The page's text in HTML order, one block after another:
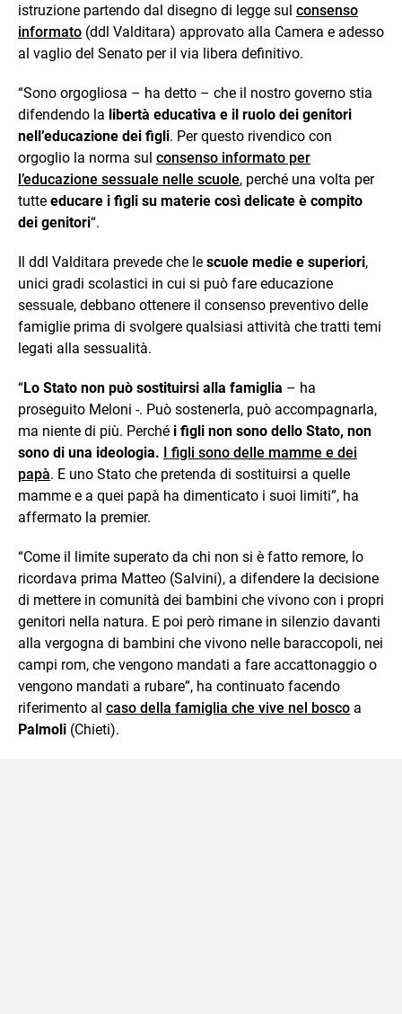
istruzione partendo dal disegno di legge sul consenso
informato (ddl Valditara) approvato alla Camera e adesso
al vaglio del Senato per il via libera definitivo.
“Sono orgogliosa – ha detto – che il nostro governo stia
difendendo la libertà educativa e il ruolo dei genitori
nell’educazione dei figli. Per questo rivendico con
orgoglio la norma sul consenso informato per
l’educazione sessuale nelle scuole, perché una volta per
tutte educare i figli su materie così delicate è compito
dei genitori“.
Il ddl Valditara prevede che le scuole medie e superiori,
unici gradi scolastici in cui si può fare educazione
sessuale, debbano ottenere il consenso preventivo delle
famiglie prima di svolgere qualsiasi attività che tratti temi
legati alla sessualità.
“Lo Stato non può sostituirsi alla famiglia – ha
proseguito Meloni -. Può sostenerla, può accompagnarla,
ma niente di più. Perché i figli non sono dello Stato, non
sono di una ideologia. I figli sono delle mamme e dei
papà. E uno Stato che pretenda di sostituirsi a quelle
mamme e a quei papà ha dimenticato i suoi limiti”, ha
affermato la premier.
“Come il limite superato da chi non si è fatto remore, lo
ricordava prima Matteo (Salvini), a difendere la decisione
di mettere in comunità dei bambini che vivono con i propri
genitori nella natura. E poi però rimane in silenzio davanti
alla vergogna di bambini che vivono nelle baraccopoli, nei
campi rom, che vengono mandati a fare accattonaggio o
vengono mandati a rubare”, ha continuato facendo
riferimento al caso della famiglia che vive nel bosco a
Palmoli (Chieti).